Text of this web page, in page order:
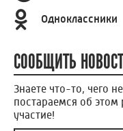
Одноклассники
СООБЩИТЬ
Знаете что-то, чего
постараемся об этом
участие!